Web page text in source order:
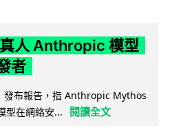
人 Anthropic 模型
者
發布報告，指 Anthropic Mythos
型在網絡安...
閱讀全文